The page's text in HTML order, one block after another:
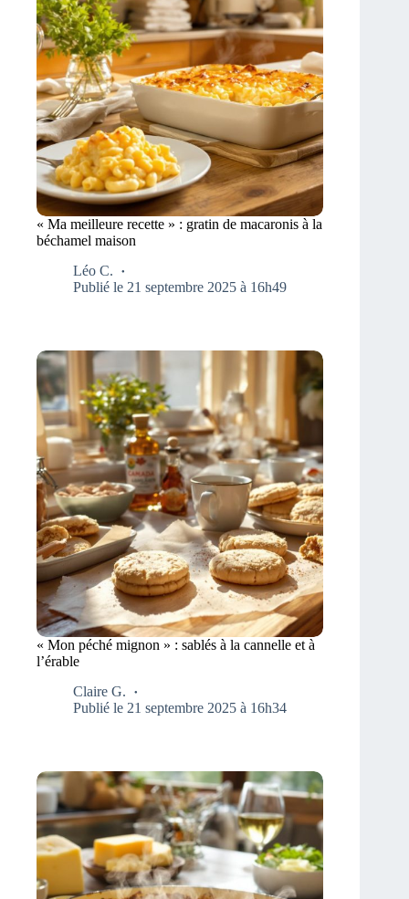
« Ma meilleure recette » : gratin de macaronis à la
béchamel maison
Léo C.
Publié le 21 septembre 2025 à 16h49
« Mon péché mignon » : sablés à la cannelle et à
l’érable
Claire G.
Publié le 21 septembre 2025 à 16h34